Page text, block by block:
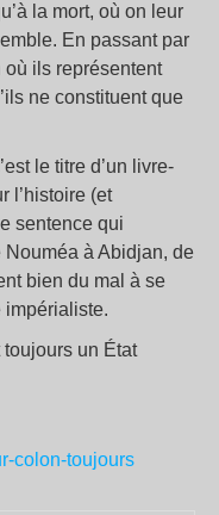
la mort, où on leur
En passant par
où ils représentent
ne constituent que
le titre d’un livre-
l’histoire (et
sentence qui
à Abidjan, de
bien du mal à se
impérialiste.
un État
colon-toujours